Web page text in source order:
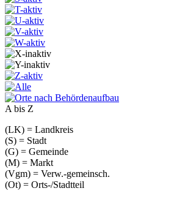
A bis Z
(LK) = Landkreis
(S) = Stadt
(G) = Gemeinde
(M) = Markt
(Vgm) = Verw.-gemeinsch.
(Ot) = Orts-/Stadtteil